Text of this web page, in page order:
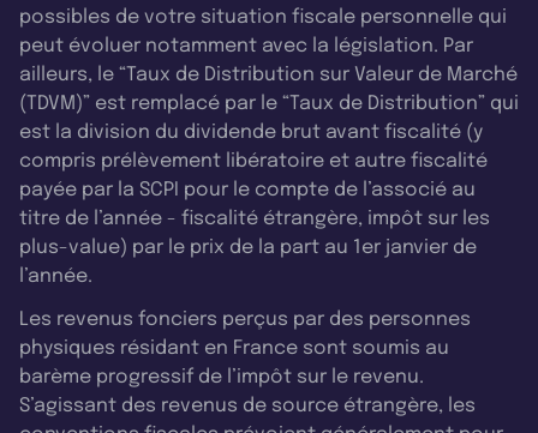
possibles de votre situation fiscale personnelle qui
peut évoluer notamment avec la législation. Par
ailleurs, le “Taux de Distribution sur Valeur de Marché
(TDVM)” est remplacé par le “Taux de Distribution” qui
est la division du dividende brut avant fiscalité (y
compris prélèvement libératoire et autre fiscalité
payée par la SCPI pour le compte de l’associé au
titre de l’année - fiscalité étrangère, impôt sur les
plus-value) par le prix de la part au 1er janvier de
l’année.
Les revenus fonciers perçus par des personnes
physiques résidant en France sont soumis au
barème progressif de l’impôt sur le revenu.
S’agissant des revenus de source étrangère, les